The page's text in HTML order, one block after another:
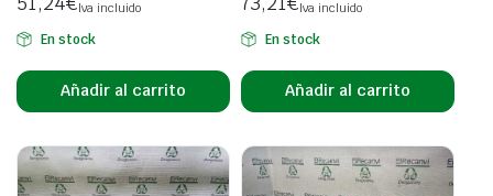
Iva incluido
En stock
Añadir al carrito
Iva incluido
En stock
Añadir al carrito